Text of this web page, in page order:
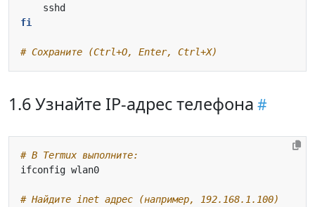
fi
# Сохраните (Ctrl+O, Enter, Ctrl+X)
1.6 Узнайте IP-адрес телефона
# В Termux выполните:
# Найдите inet адрес (например, 192.168.1.100)